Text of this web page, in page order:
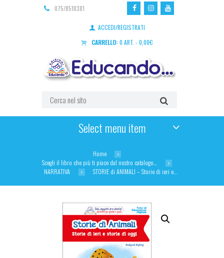
075/8510381
ACCEDI/REGISTRATI
CARRELLO: 0 ART. - 0,00€
Select menu item
Home
Scegli il libro che più ti piace dal nostro catalogo…
NARRATIVA
STORIE di ANIMALI – Storie di ieri e...